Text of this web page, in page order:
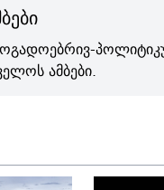
ამბები.